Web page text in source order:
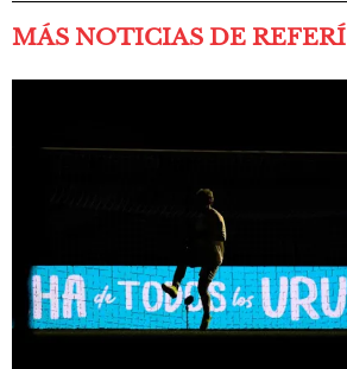
MÁS NOTICIAS DE REFERÍ